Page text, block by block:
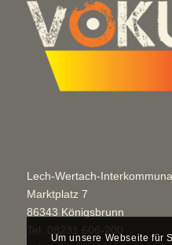
Lech-Wertach-
Marktplatz 7
86343 Königsbrunn
Um unsere Webseite für